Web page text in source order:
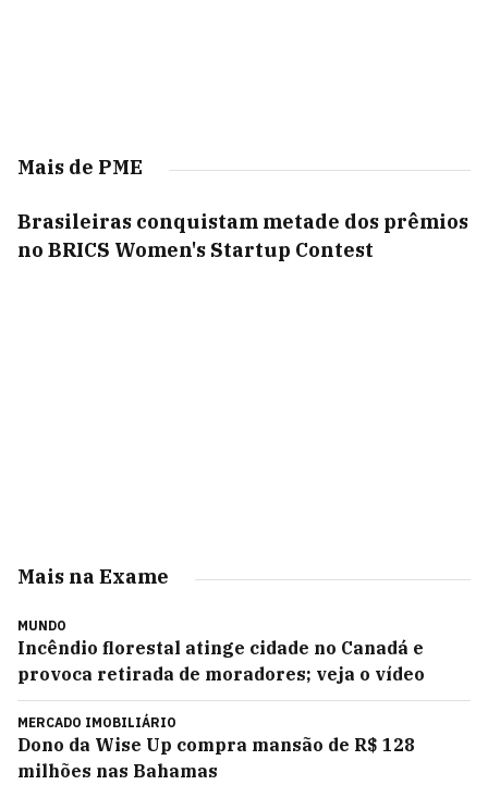
Mais de PME
Brasileiras conquistam metade dos prêmios
no BRICS Women's Startup Contest
Mais na Exame
MUNDO
Incêndio florestal atinge cidade no Canadá e
provoca retirada de moradores; veja o vídeo
MERCADO IMOBILIÁRIO
Dono da Wise Up compra mansão de R$ 128
milhões nas Bahamas